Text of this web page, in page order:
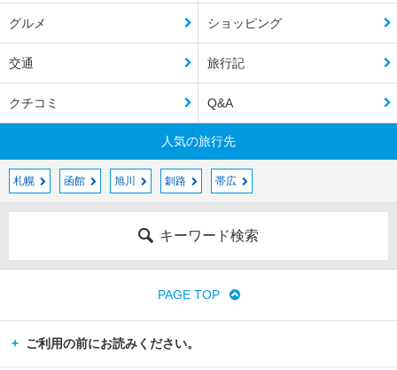
グルメ ショッピング
交通 旅行記
クチコミ Q&A
人気の旅行先
札幌 函館 旭川 釧路 帯広
キーワード検索
PAGE TOP
ご利用の前にお読みください。